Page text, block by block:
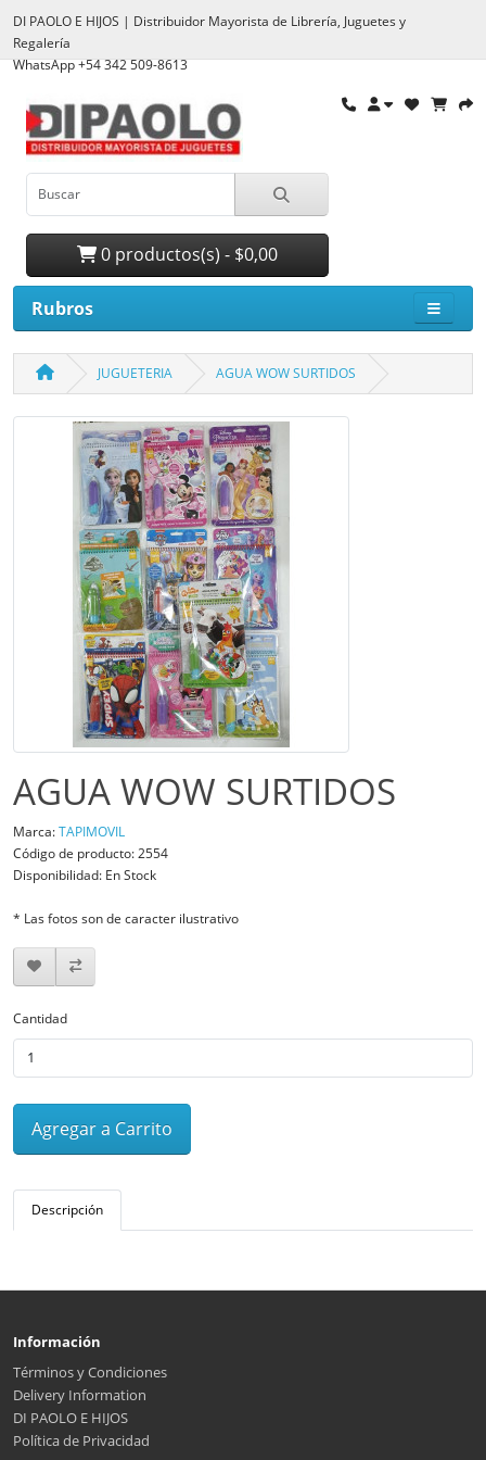
DI PAOLO E HIJOS | Distribuidor Mayorista de Librería, Juguetes y
Regalería
WhatsApp +54 342 509-8613
0 productos(s) - $0,00
Rubros
JUGUETERIA AGUA WOW SURTIDOS
AGUA WOW SURTIDOS
Marca:TAPIMOVIL
Código de producto: 2554
Disponibilidad: En Stock
* Las fotos son de caracter ilustrativo
Cantidad
Agregar a Carrito
Descripción
Información
Términos y Condiciones
Delivery Information
DI PAOLO E HIJOS
Política de Privacidad